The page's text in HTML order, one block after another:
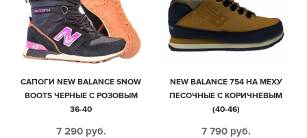
САПОГИ NEW BALANCE SNOW
BOOTS ЧЕРНЫЕ С РОЗОВЫМ
36-40
7 290 руб.
NEW BALANCE 754 НА МЕХУ
ПЕСОЧНЫЕ С КОРИЧНЕВЫМ
(40-46)
7 790 руб.